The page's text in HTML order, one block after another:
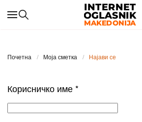
Skip to main content
Почетна Моја сметка Најави се
Корисничко име *